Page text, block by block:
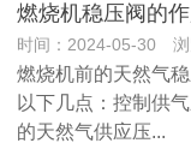
燃烧机稳压阀的
时间：2024-05-30 浏
燃烧机前的天然气
以下几点：控制供
的天然气供应压...